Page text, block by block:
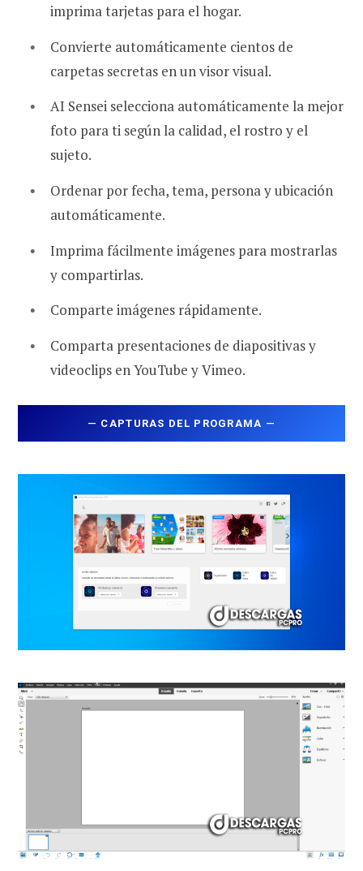
imprima tarjetas para el hogar.
Convierte automáticamente cientos de
carpetas secretas en un visor visual.
AI Sensei selecciona automáticamente la mejor
foto para ti según la calidad, el rostro y el
sujeto.
Ordenar por fecha, tema, persona y ubicación
automáticamente.
Imprima fácilmente imágenes para mostrarlas
y compartirlas.
Comparte imágenes rápidamente.
Comparta presentaciones de diapositivas y
videoclips en YouTube y Vimeo.
— CAPTURAS DEL PROGRAMA —